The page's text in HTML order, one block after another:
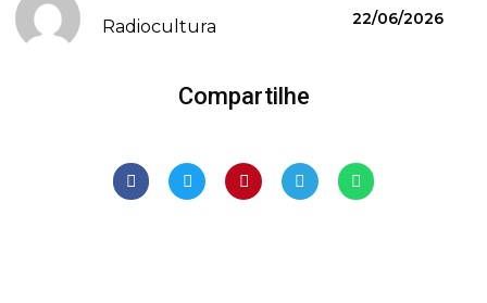
Radiocultura 22/06/2026
Compartilhe